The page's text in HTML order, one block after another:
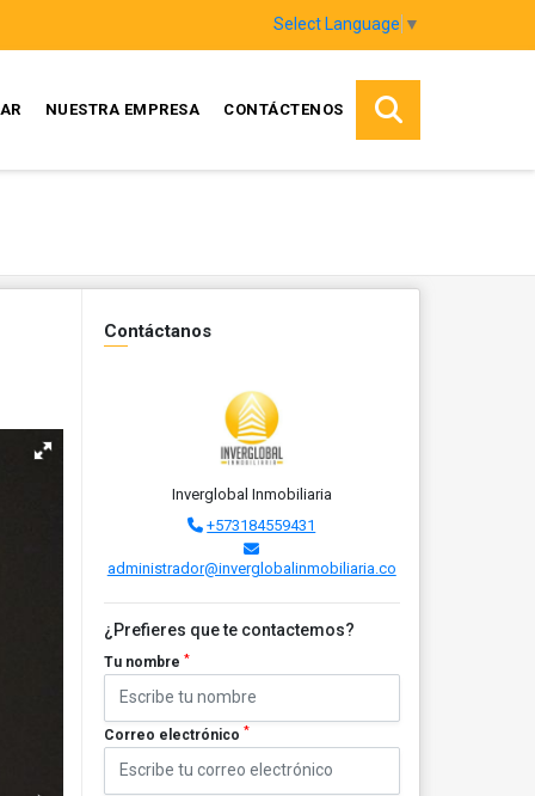
Select Language ▼
NUESTRA EMPRESA CONTÁCTENOS
Contáctanos
Inverglobal Inmobiliaria
+573184559431
administrador@inverglobalinmobiliaria.co
¿Prefieres que te contactemos?
Tu nombre *
Correo electrónico *